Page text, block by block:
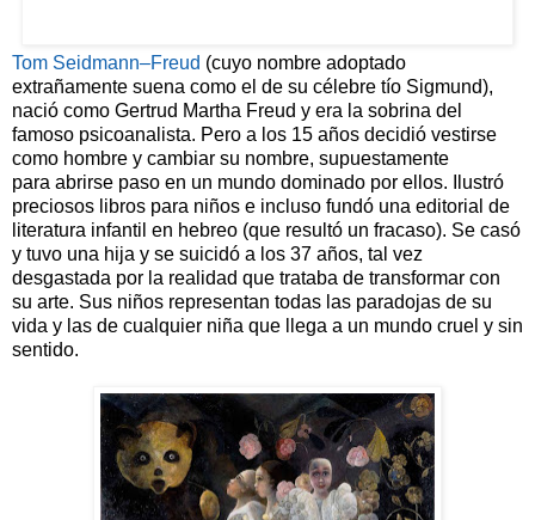
Tom Seidmann–Freud (cuyo nombre adoptado
extrañamente suena como el de su célebre tío Sigmund),
nació como Gertrud Martha Freud y era la sobrina del
famoso psicoanalista. Pero a los 15 años decidió vestirse
como hombre y cambiar su nombre, supuestamente
para abrirse paso en un mundo dominado por ellos. Ilustró
preciosos libros para niños e incluso fundó una editorial de
literatura infantil en hebreo (que resultó un fracaso). Se casó
y tuvo una hija y se suicidó a los 37 años, tal vez
desgastada por la realidad que trataba de transformar con
su arte. Sus niños representan todas las paradojas de su
vida y las de cualquier niña que llega a un mundo cruel y sin
sentido.